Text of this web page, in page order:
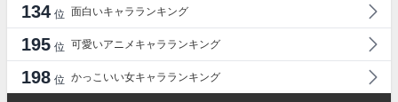
134 位 面白いキャラランキング
195 位 可愛いアニメキャラランキング
198 位 かっこいい女キャラランキング